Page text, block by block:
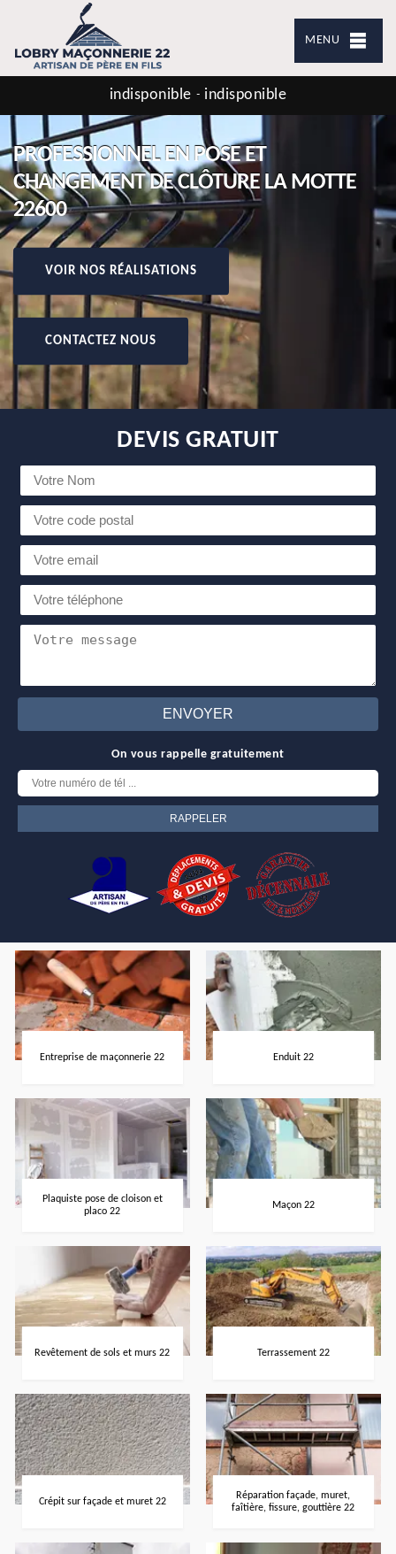
MENU
indisponible - indisponible
PROFESSIONNEL EN POSE ET
CHANGEMENT DE CLÔTURE LA MOTTE
22600
VOIR NOS RÉALISATIONS
CONTACTEZ NOUS
DEVIS GRATUIT
On vous rappelle gratuitement
Entreprise de maçonnerie 22 Enduit 22
Plaquiste pose de cloison et
placo 22
Maçon 22
Revêtement de sols et murs 22 Terrassement 22
Crépit sur façade et muret 22
Réparation façade, muret,
faîtière, fissure, gouttière 22